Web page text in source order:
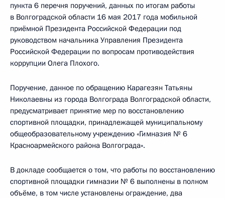
пункта 6 перечня поручений, данных по итогам работы
в Волгоградской области 16 мая 2017 года мобильной
приёмной Президента Российской Федерации под
руководством начальника Управления Президента
Российской Федерации по вопросам противодействия
коррупции Олега Плохого.
Поручение, данное по обращению Карагезян Татьяны
Николаевны из города Волгограда Волгоградской области,
предусматривает принятие мер по восстановлению
спортивной площадки, принадлежащей муниципальному
общеобразовательному учреждению «Гимназия № 6
Красноармейского района Волгограда».
В докладе сообщается о том, что работы по восстановлению
спортивной площадки гимназии № 6 выполнены в полном
объёме, в том числе установлены ограждение, два